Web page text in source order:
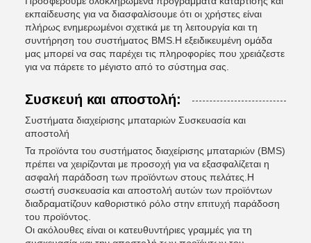
εκπαίδευσης για να διασφαλίσουμε ότι οι χρήστες είναι
πλήρως ενημερωμένοι σχετικά με τη λειτουργία και τη
συντήρηση του συστήματος BMS.Η εξειδικευμένη ομάδα
μας μπορεί να σας παρέχει τις πληροφορίες που χρειάζεστε
για να πάρετε το μέγιστο από το σύστημα σας.
Συσκευή και αποστολή:
Συστήματα διαχείρισης μπαταριών Συσκευασία και
αποστολή
Τα προϊόντα του συστήματος διαχείρισης μπαταριών (BMS)
πρέπει να χειρίζονται με προσοχή για να εξασφαλίζεται η
ασφαλή παράδοση των προϊόντων στους πελάτες.Η
σωστή συσκευασία και αποστολή αυτών των προϊόντων
διαδραματίζουν καθοριστικό ρόλο στην επιτυχή παράδοση
του προϊόντος.
Οι ακόλουθες είναι οι κατευθυντήριες γραμμές για τη